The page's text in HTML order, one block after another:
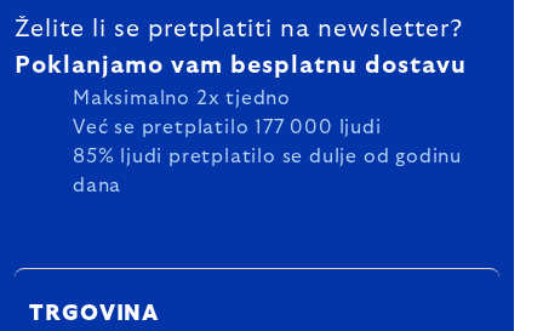
Želite li se pretplatiti na newsletter?
Poklanjamo vam besplatnu dostavu
Maksimalno 2x tjedno
Već se pretplatilo 177 000 ljudi
85% ljudi pretplatilo se dulje od godinu
dana
TRGOVINA